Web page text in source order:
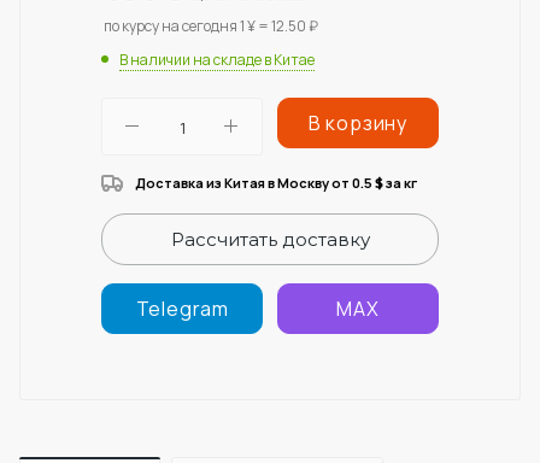
по курсу на сегодня 1 ¥ = 12.50 ₽
В наличии на складе в Китае
В корзину
Доставка из Китая в Москву от 0.5 $за кг
Рассчитать доставку
Telegram MAX